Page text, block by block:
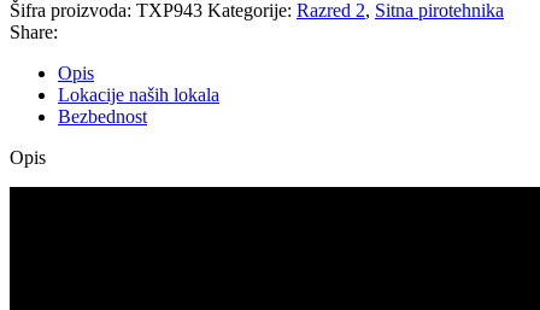
Šifra proizvoda: TXP943 Kategorije: Razred 2, Sitna pirotehnika
Share:
Opis
Lokacije naših lokala
Bezbednost
Opis